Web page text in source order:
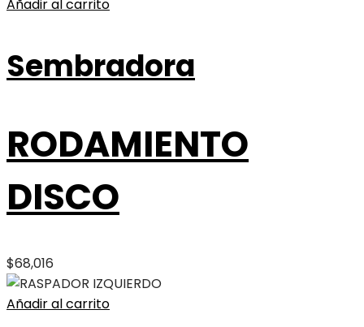
Añadir al carrito
Sembradora
RODAMIENTO
DISCO
$68,016
Añadir al carrito